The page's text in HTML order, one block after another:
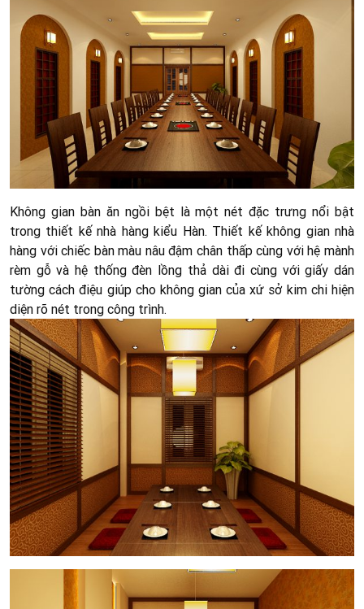
Không gian bàn ăn ngồi bệt là một nét đặc trưng nổi bật
trong thiết kế nhà hàng kiểu Hàn. Thiết kế không gian nhà
hàng với chiếc bàn màu nâu đậm chân thấp cùng với hệ mành
rèm gỗ và hệ thống đèn lồng thả dài đi cùng với giấy dán
tường cách điệu giúp cho không gian của xứ sở kim chi hiện
diện rõ nét trong công trình.